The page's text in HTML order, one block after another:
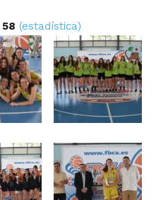
58 (estadística)